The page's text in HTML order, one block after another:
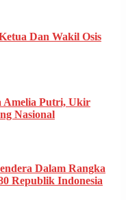
Dan Wakil Osis
Amelia Putri, Ukir
Nasional
Dalam Rangka
Republik Indonesia